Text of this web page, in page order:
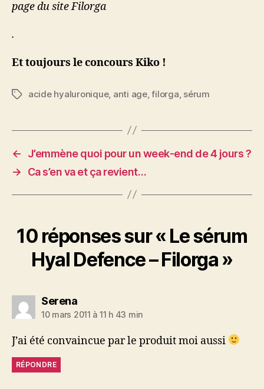
page du site Filorga
.
Et toujours le concours Kiko !
Étiquettes
acide hyaluronique, anti age,filorga sérum
←
J’emmène quoi pour un week-end de 4 jours ?
→
Ca s’en va et ça revient…
10 réponses sur « Le sérum
Hyal Defence – Filorga »
Serenadit :
10 mars 2011 à 11 h 43 min
J’ai été convaincue par le produit moi aussi
RÉPONDRE